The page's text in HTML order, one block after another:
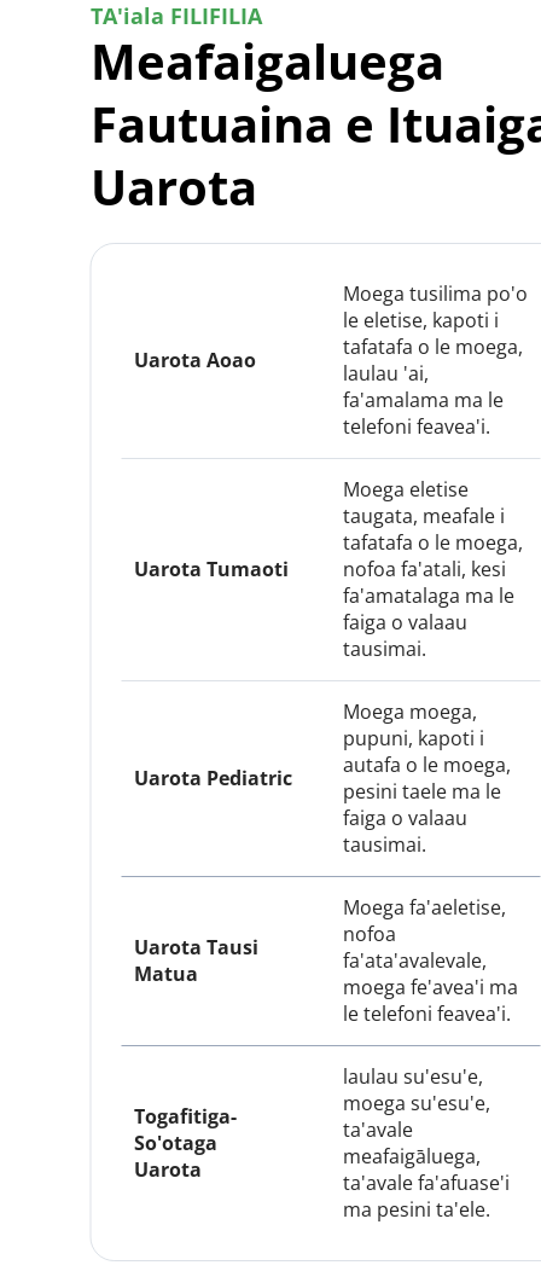
TA'iala FILIFILIA
Meafaigaluega
Fautuaina e
Uarota
Uarota Aoao
Moega tusilima po'o
le eletise, kapoti i
tafatafa o le moega,
laulau 'ai,
fa'amalama ma le
telefoni feavea'i.
Uarota Tumaoti
Moega eletise
taugata, meafale i
tafatafa o le moega,
nofoa fa'atali, kesi
fa'amatalaga ma le
faiga o valaau
tausimai.
Uarota Pediatric
Moega moega,
pupuni, kapoti i
autafa o le moega,
pesini taele ma le
faiga o valaau
tausimai.
Uarota Tausi
Matua
Moega fa'aeletise,
nofoa
fa'ata'avalevale,
moega fe'avea'i ma
le telefoni feavea'i.
Togafitiga-
So'otaga
Uarota
laulau su'esu'e,
moega su'esu'e,
ta'avale
meafaigāluega,
ta'avale fa'afuase'i
ma pesini ta'ele.